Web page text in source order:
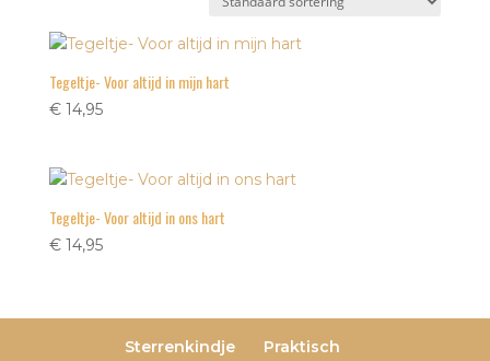
Tegeltje- Voor altijd in mijn hart
€14,95
Tegeltje- Voor altijd in ons hart
€14,95
Sterrenkindje
Praktisch